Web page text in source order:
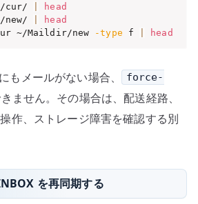
cur/
head
head
~/Maildir/new -type f head
メールがない場合、
force-
ません。その場合は、配送経路、
作、ストレージ障害を確認する別
を再同期する